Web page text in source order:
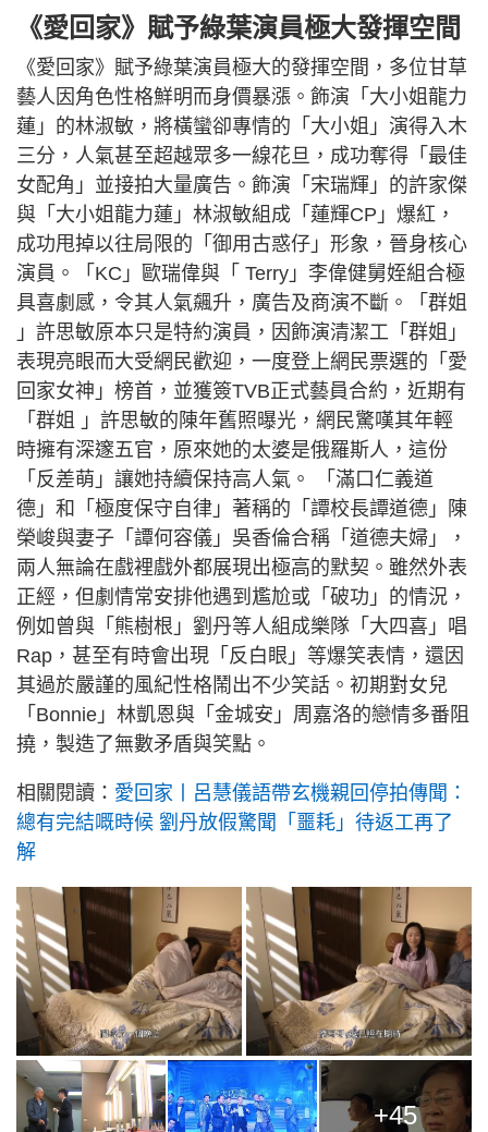
《愛回家》賦予綠葉演員極大發揮空間
《愛回家》賦予綠葉演員極大的發揮空間，多位甘草
藝人因角色性格鮮明而身價暴漲。飾演「大小姐龍力
蓮」的林淑敏，將橫蠻卻專情的「大小姐」演得入木
三分，人氣甚至超越眾多一線花旦，成功奪得「最佳
女配角」並接拍大量廣告。飾演「宋瑞輝」的許家傑
與「大小姐龍力蓮」林淑敏組成「蓮輝CP」爆紅，
成功甩掉以往局限的「御用古惑仔」形象，晉身核心
演員。「KC」歐瑞偉與「 Terry」李偉健舅姪組合極
具喜劇感，令其人氣飆升，廣告及商演不斷。「群姐
」許思敏原本只是特約演員，因飾演清潔工「群姐」
表現亮眼而大受網民歡迎，一度登上網民票選的「愛
回家女神」榜首，並獲簽TVB正式藝員合約，近期有
「群姐 」許思敏的陳年舊照曝光，網民驚嘆其年輕
時擁有深邃五官，原來她的太婆是俄羅斯人，這份
「反差萌」讓她持續保持高人氣。 「滿口仁義道
德」和「極度保守自律」著稱的「譚校長譚道德」陳
榮峻與妻子「譚何容儀」吳香倫合稱「道德夫婦」，
兩人無論在戲裡戲外都展現出極高的默契。雖然外表
正經，但劇情常安排他遇到尷尬或「破功」的情況，
例如曾與「熊樹根」劉丹等人組成樂隊「大四喜」唱
Rap，甚至有時會出現「反白眼」等爆笑表情，還因
其過於嚴謹的風紀性格鬧出不少笑話。初期對女兒
「Bonnie」林凱恩與「金城安」周嘉洛的戀情多番阻
撓，製造了無數矛盾與笑點。
相關閱讀： 愛回家丨呂慧儀語帶玄機親回停拍傳聞：
總有完結嘅時候 劉丹放假驚聞「噩耗」待返工再了
解
+45